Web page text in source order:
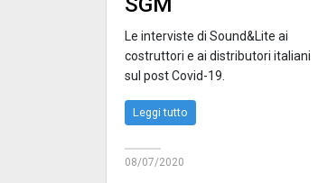
Le interviste di Sound&Lite ai
costruttori e ai distributori italiani
sul post Covid-19.
Leggi tutto
08/07/2020